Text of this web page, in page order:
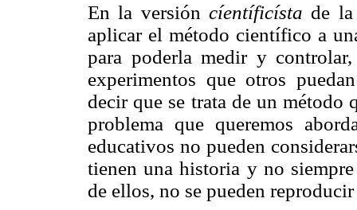
En la versión cíentíficísta de
aplicar el método científico a
para poderla medir y
experimentos que otros
decir que se trata de un
problema que queremos
educativos no pueden
tienen una historia y no
de ellos, no se pueden